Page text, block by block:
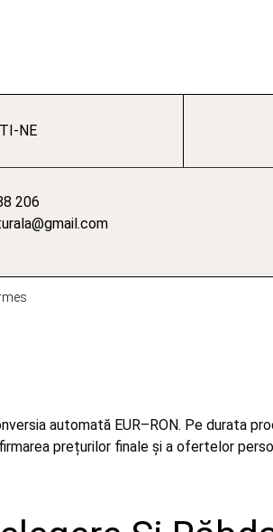
NE
206
automată EUR–RON. Pe durata
prețurilor finale și a ofertelor